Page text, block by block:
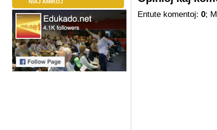
NIAJ AMIKOJ
Entute komentoj:0;